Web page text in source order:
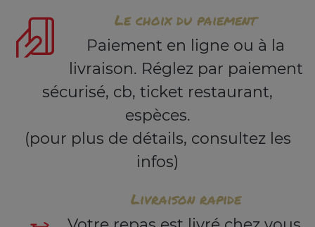
Le choix du paiement
Paiement en ligne ou à la
livraison. Réglez par paiement
sécurisé, cb, ticket restaurant,
espèces.
(pour plus de détails, consultez les
infos)
Livraison rapide